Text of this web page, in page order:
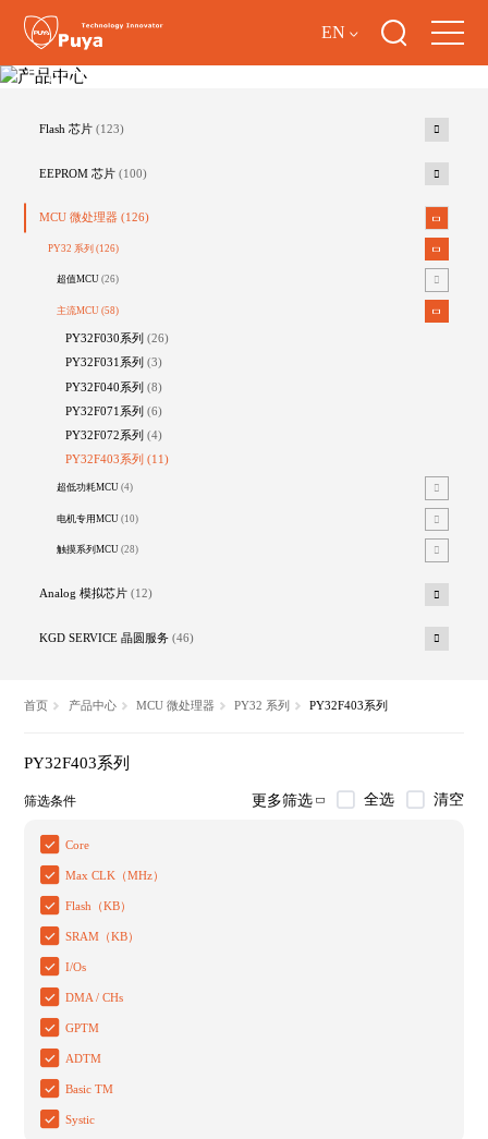
EN
产品中心
Flash 芯片 (123)
EEPROM 芯片 (100)
MCU 微处理器 (126)
PY32 系列(126)
超值MCU(26)
主流MCU(58)
PY32F030系列(26)
PY32F031系列(3)
PY32F040系列(8)
PY32F071系列(6)
PY32F072系列(4)
PY32F403系列(11)
超低功耗MCU(4)
电机专用MCU(10)
触摸系列MCU(28)
Analog 模拟芯片 (12)
KGD SERVICE 晶圆服务 (46)
首页 产品中心 MCU 微处理器 PY32 系列 PY32F403系列
PY32F403系列
筛选条件 更多筛选 全选 清空
Core
Max CLK（MHz）
Flash（KB）
SRAM（KB）
I/Os
DMA / CHs
GPTM
ADTM
Basic TM
Systic